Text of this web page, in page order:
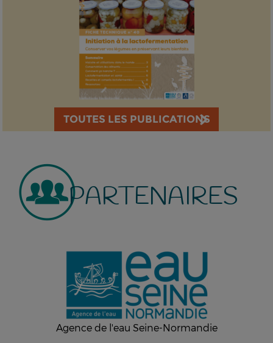
TOUTES LES PUBLICATIONS
PARTENAIRES
Agence de l'eau Seine-Normandie